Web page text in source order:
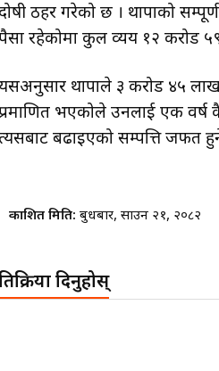
ठहर गरेको छ । थापाको
रहेकोमा कुल व्यय १२ करोड
थापाले ३ करोड ४५
भएकोले उनलाई एक वर्ष
बढाइएको सम्पत्ति
प्रकाशित मिति: बुधबार, साउन २१, २०८२
दिनुहोस्